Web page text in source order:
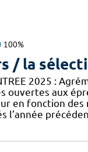
100%
/ la
2025 :
ouvertes aux
en fonction des
l’année